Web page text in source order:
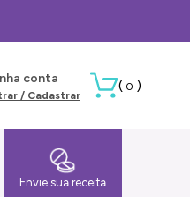
conta
/ Cadastrar
( 0 )
Envie sua receita